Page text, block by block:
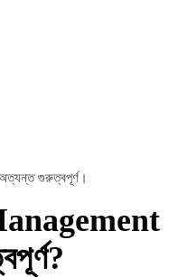
গুরুত্বপূর্ণ।